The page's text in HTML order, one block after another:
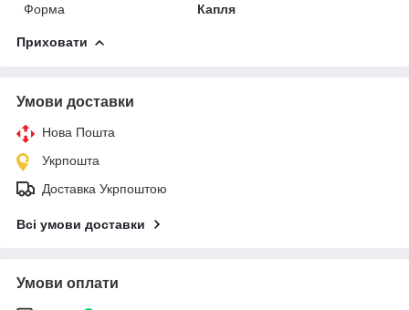
Форма
Капля
Приховати
Умови доставки
Нова Пошта
Укрпошта
Доставка Укрпоштою
Всі умови доставки
Умови оплати